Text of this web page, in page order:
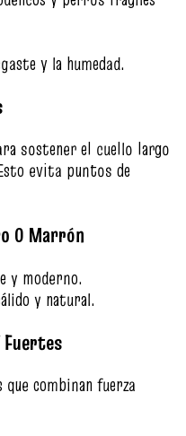
y la humedad.
sostener el cuello largo
evita puntos de
O Marrón
y moderno.
y natural.
combinan fuerza